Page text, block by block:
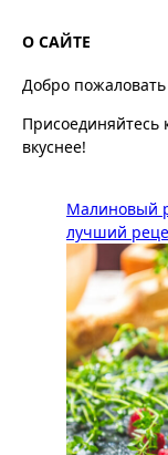
О САЙТЕ
Добро
вкуснее!
Малиновый
лучший